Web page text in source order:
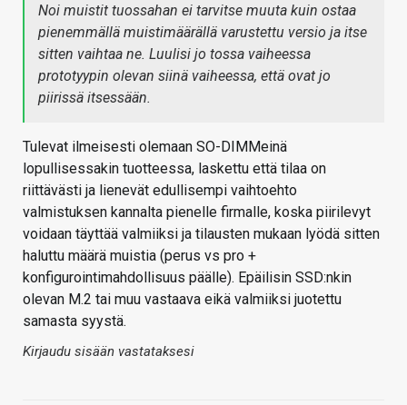
Noi muistit tuossahan ei tarvitse muuta kuin ostaa
pienemmällä muistimäärällä varustettu versio ja itse
sitten vaihtaa ne. Luulisi jo tossa vaiheessa
prototyypin olevan siinä vaiheessa, että ovat jo
piirissä itsessään.
Tulevat ilmeisesti olemaan SO-DIMMeinä
lopullisessakin tuotteessa, laskettu että tilaa on
riittävästi ja lienevät edullisempi vaihtoehto
valmistuksen kannalta pienelle firmalle, koska piirilevyt
voidaan täyttää valmiiksi ja tilausten mukaan lyödä sitten
haluttu määrä muistia (perus vs pro +
konfigurointimahdollisuus päälle). Epäilisin SSD:nkin
olevan M.2 tai muu vastaava eikä valmiiksi juotettu
samasta syystä.
Kirjaudu sisään vastataksesi